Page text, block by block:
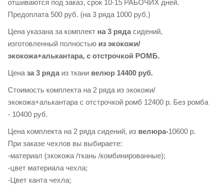
отшиваются под заказ, срок 10-15 РАБОЧИХ дней.
Предоплата 500 руб. (на 3 ряда 1000 руб.)
Цена указана за комплект на 3 ряда сидений,
изготовленный полностью из экокожи/
экокожа+алькантара, с отстрочкой РОМБ.
Цена за 3 ряда из ткани велюр 14400 руб.
Стоимость комплекта на 2 ряда из экокожи/
экокожа+алькантара с отстрочкой ромб 12400 р. Без ромба
- 10400 руб.
Цена комплекта на 2 ряда сидений, из велюра-10600 р.
При заказе чехлов вы выбираете:
-материал (экокожа /ткань /комбинированные);
-цвет материала чехла;
-Цвет канта чехла;